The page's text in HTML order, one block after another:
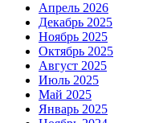
Апрель 2026
Декабрь 2025
Ноябрь 2025
Октябрь 2025
Август 2025
Июль 2025
Май 2025
Январь 2025